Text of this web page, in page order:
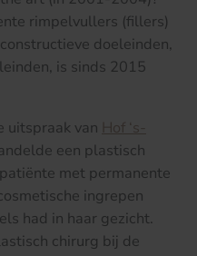
rimpelvullers (fillers)
doeleinden,
is sinds 2015
uitspraak van Hof ‘s-
een plastisch
met permanente
ingrepen
had in haar gezicht.
chirurg bij de